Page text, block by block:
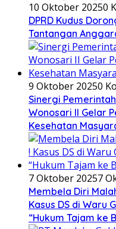
10 Oktober 20250
DPRD Kudus
Tantangan
9 Oktober 20250
Sinergi
Wonosari II Gelar
Kesehatan
7 Oktober 20257
Membela Diri
Kasus DS di Waru
“Hukum Tajam ke